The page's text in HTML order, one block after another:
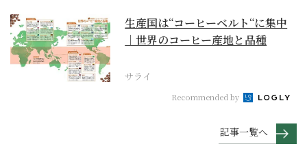
生産国は“コーヒーベルト“に集中
｜世界のコーヒー産地と品種
サライ
Recommended by
記事一覧へ